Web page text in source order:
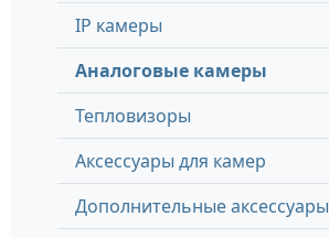
IP камеры
Аналоговые камеры
Тепловизоры
Аксессуары для камер
Дополнительные аксессуары